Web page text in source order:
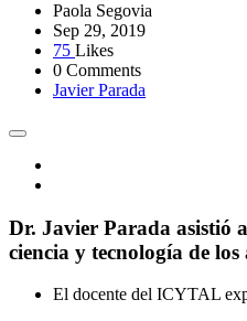
Paola Segovia
Sep 29, 2019
75 Likes
0 Comments
Javier Parada
Dr. Javier Parada asistió
ciencia y tecnología de los
El docente del ICYTAL